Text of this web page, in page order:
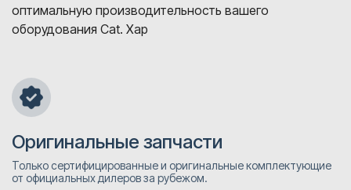
оптимальную производительность вашего
оборудования Cat. Хар
Оригинальные запчасти
Только сертифицированные и оригинальные комплектующие
от официальных дилеров за рубежом.